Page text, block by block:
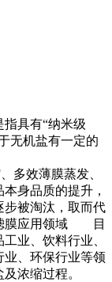
具有“纳米级
无机盐有一定的
效薄膜蒸发、
身品质的提升，
步被淘汰，取而代
膜应用领域 目
业、饮料行业、
、环保行业等领
盐及浓缩过程。